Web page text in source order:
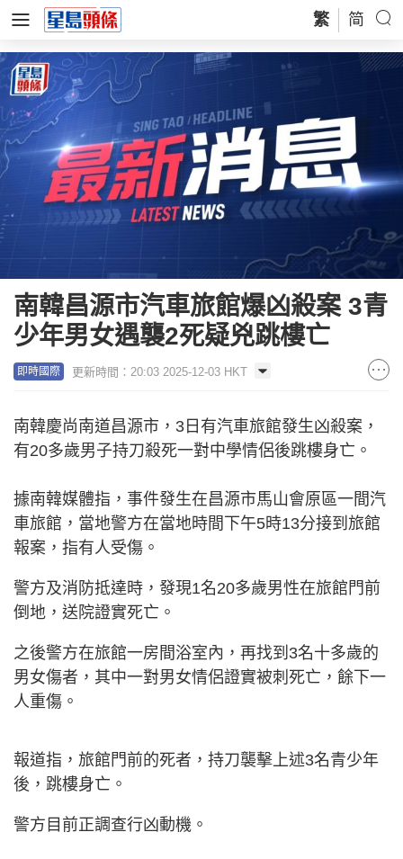
繁 简
南韓昌源市汽車旅館爆凶殺案 3青
少年男女遇襲2死疑兇跳樓亡
即時國際 更新時間：20:03 2025-12-03 HKT
南韓慶尚南道昌源市，3日有汽車旅館發生凶殺案，
有20多歲男子持刀殺死一對中學情侶後跳樓身亡。
據南韓媒體指，事件發生在昌源市馬山會原區一間汽
車旅館，當地警方在當地時間下午5時13分接到旅館
報案，指有人受傷。
警方及消防抵達時，發現1名20多歲男性在旅館門前
倒地，送院證實死亡。
之後警方在旅館一房間浴室內，再找到3名十多歲的
男女傷者，其中一對男女情侶證實被刺死亡，餘下一
人重傷。
報道指，旅館門前的死者，持刀襲擊上述3名青少年
後，跳樓身亡。
警方目前正調查行凶動機。